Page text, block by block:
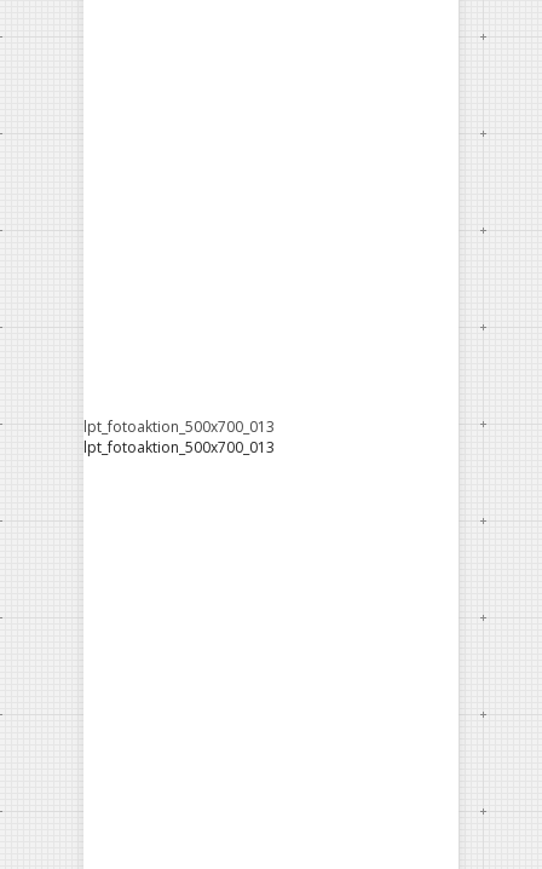
lpt_fotoaktion_500x700_013
lpt_fotoaktion_500x700_013